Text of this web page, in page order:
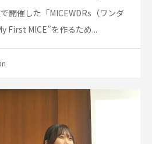
開催した「MICEWDRs（ワンダ
First MICE”を作るため...